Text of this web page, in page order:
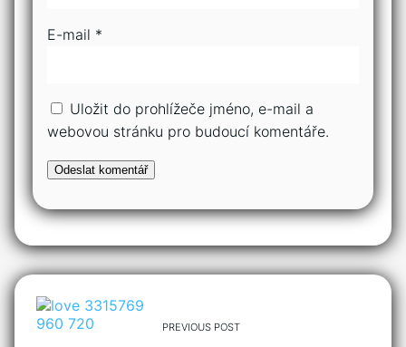
E-mail *
Uložit do prohlížeče jméno, e-mail a
webovou stránku pro budoucí komentáře.
PREVIOUS POST